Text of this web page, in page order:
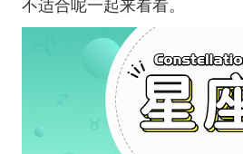
不适合呢一起来看看。